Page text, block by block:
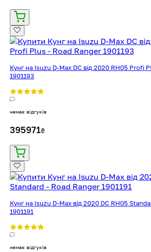
Кунг на Isuzu D-Max DC від 2020 RH05 Profi
1901193
немає відгуків
395971₴
Кунг на Isuzu D-Max від 2020 DC RH05
1901191
немає відгуків